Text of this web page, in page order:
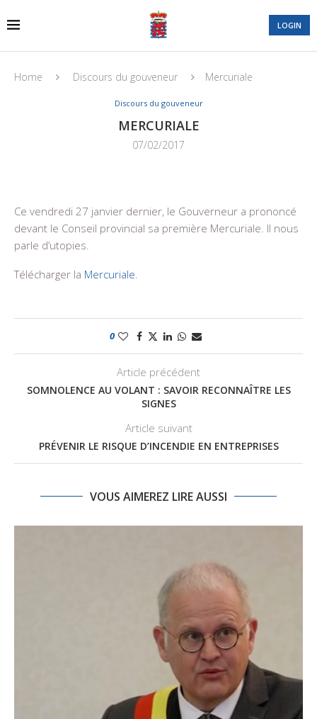
LOGIN
Home Discours du gouveneur Mercuriale
Discours du gouveneur
MERCURIALE
07/02/2017
Ce vendredi 27 janvier dernier, le Gouverneur a prononcé
devant le Conseil provincial sa première Mercuriale. Il nous
parle d’utopies.
Télécharger la Mercuriale
0
Article précédent
SOMNOLENCE AU VOLANT : SAVOIR RECONNAÎTRE LES
SIGNES
Article suivant
PRÉVENIR LE RISQUE D’INCENDIE EN ENTREPRISES
VOUS AIMEREZ LIRE AUSSI